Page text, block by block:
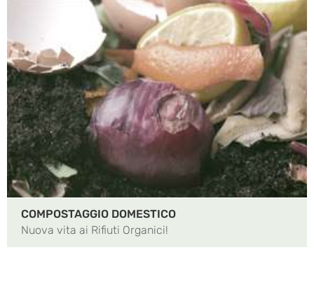
COMPOSTAGGIO DOMESTICO
Nuova vita ai Rifiuti Organici!